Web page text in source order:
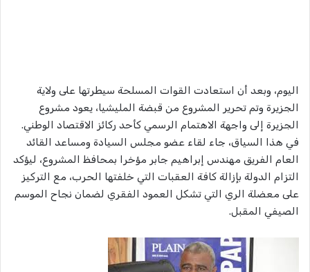
اليوم، وبعد أن استعادت القوات المسلحة سيطرتها على ولاية
الجزيرة وتم تحرير المشروع من قبضة المليشيا، يعود مشروع
الجزيرة إلى واجهة الاهتمام الرسمي كأحد ركائز الاقتصاد الوطني.
في هذا السياق، جاء لقاء عضو مجلس السيادة ومساعد القائد
العام الفريق مهندس إبراهيم جابر مؤخرا بمحافظ المشروع، ليؤكد
التزام الدولة بإزالة كافة العقبات التي خلفتها الحرب، مع التركيز
على معضلة الري التي تشكل العمود الفقري لضمان نجاح الموسم
الصيفي المقبل.